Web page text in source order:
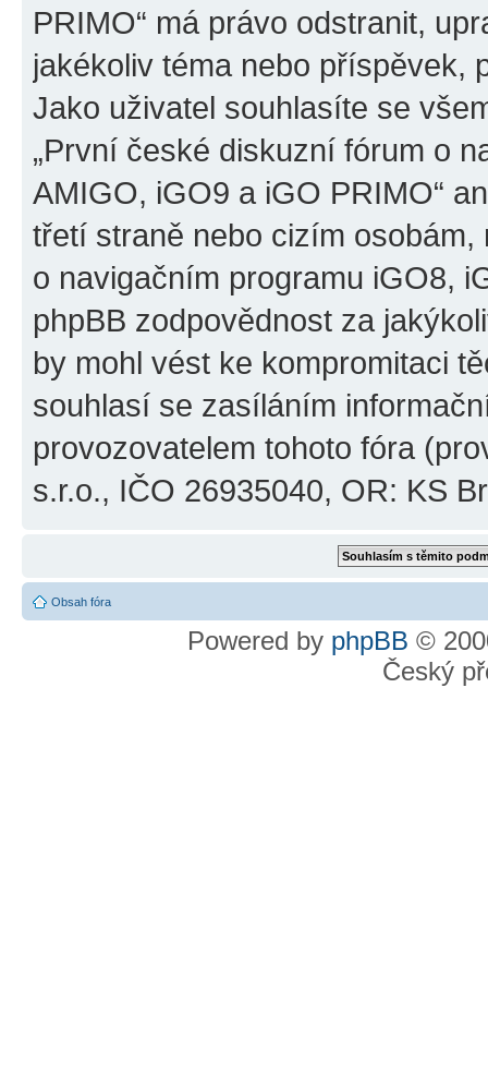
PRIMO“ má právo odstranit,
jakékoliv téma nebo příspěvek,
Jako uživatel souhlasíte se
„První české diskuzní fórum o
AMIGO, iGO9 a iGO PRIMO“
třetí straně nebo cizím
o navigačním programu iGO8,
phpBB zodpovědnost za
by mohl vést ke kompromitaci
souhlasí se zasíláním
provozovatelem tohoto fóra
s.r.o., IČO 26935040, OR: KS
Obsah fóra
Powered by phpBB ©
Český